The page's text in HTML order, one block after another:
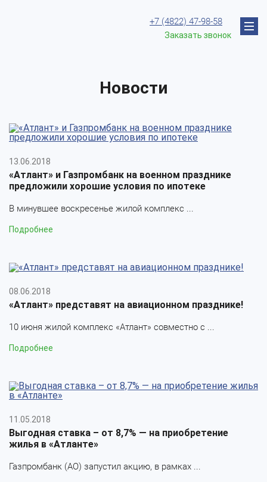
+7 (4822) 47-98-58
Заказать звонок
Новости
13.06.2018
«Атлант» и Газпромбанк на военном празднике
предложили хорошие условия по ипотеке
В минувшее воскресенье жилой комплекс ...
Подробнее
08.06.2018
«Атлант» представят на авиационном празднике!
10 июня жилой комплекс «Атлант» совместно с ...
Подробнее
11.05.2018
Выгодная ставка – от 8,7% — на приобретение
жилья в «Атланте»
Газпромбанк (АО) запустил акцию, в рамках ...